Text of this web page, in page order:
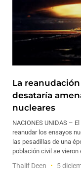
La
desataría
nucleares
NACIONES UNIDAS –
reanudar los ensayos
las pesadillas de una
población civil se vieron
Thalif Deen 5